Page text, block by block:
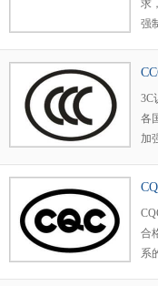
求
强
3C
各
加
合
系